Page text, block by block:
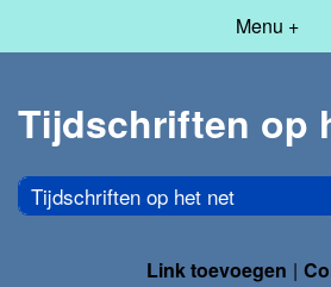
Menu +
Tijdschriften op
Tijdschriften op het net
Link toevoegen